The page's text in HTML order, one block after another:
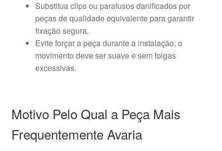
Substitua clips ou parafusos danificados por
peças de qualidade equivalente para garantir
fixação segura.
Evite forçar a peça durante a instalação; o
movimento deve ser suave e sem folgas
excessivas.
Motivo Pelo Qual a Peça Mais
Frequentemente Avaria